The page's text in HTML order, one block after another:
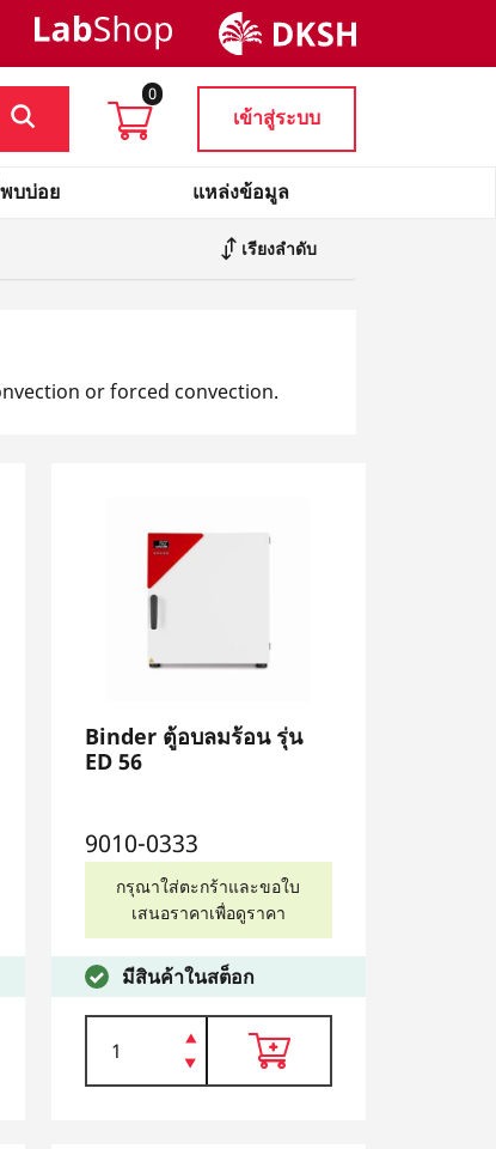
0
เข้าสู่ระบบ
บบ่อย แหล่งข้อมูล
เรียงลำดับ
or forced convection.
Binder ตู้อบลมร้อน รุ่น
ED 56
9010-0333
กรุณาใส่ตะกร้าและขอใบ
เสนอราคาเพื่อดูราคา
มีสินค้าในสต็อก